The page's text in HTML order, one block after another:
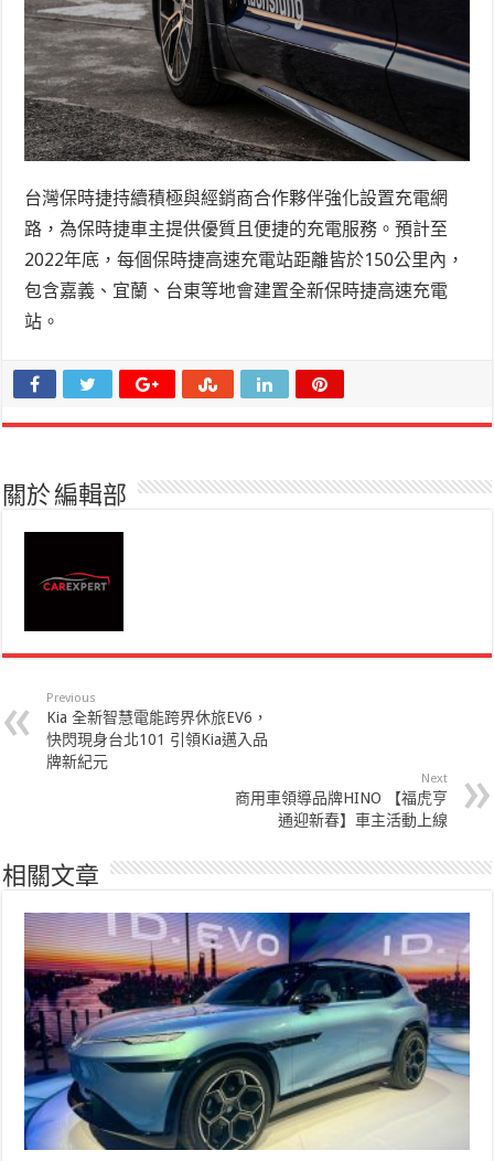
台灣保時捷持續積極與經銷商合作夥伴強化設置充電網
路，為保時捷車主提供優質且便捷的充電服務。預計至
2022年底，每個保時捷高速充電站距離皆於150公里內，
包含嘉義、宜蘭、台東等地會建置全新保時捷高速充電
站。
關於 編輯部
Previous
Kia 全新智慧電能跨界休旅EV6，
快閃現身台北101 引領Kia邁入品
牌新紀元
Next
商用車領導品牌HINO 【福虎亨
通迎新春】車主活動上線
相關文章